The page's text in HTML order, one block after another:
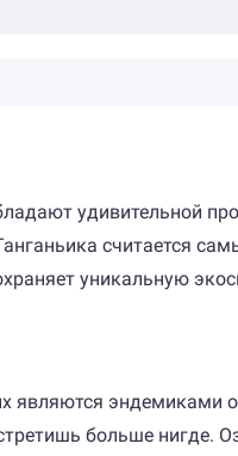
удивительной
считается
уникальную
являются эндемиками
больше нигде.